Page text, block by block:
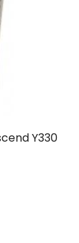
Y330